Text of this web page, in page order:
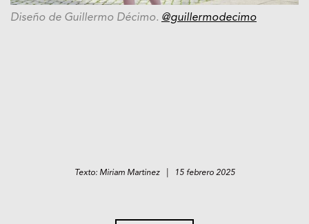
Diseño de Guillermo Décimo. @guillermodecimo
Texto: Miriam Martinez | 15 febrero 2025